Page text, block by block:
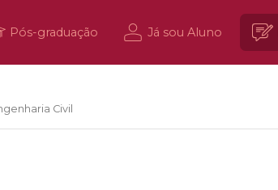
Pós-graduação Já sou Aluno
Civil